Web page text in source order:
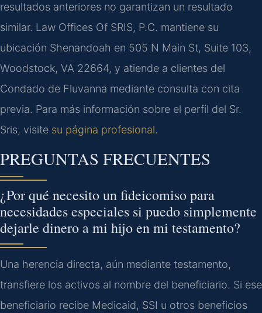
resultados anteriores no garantizan un resultado
similar. Law Offices Of SRIS, P.C. mantiene su
ubicación Shenandoah en 505 N Main St, Suite 103,
Woodstock, VA 22664, y atiende a clientes del
Condado de Fluvanna mediante consulta con cita
previa. Para más información sobre el perfil del Sr.
Sris, visite su página profesional.
PREGUNTAS FRECUENTES
¿Por qué necesito un fideicomiso para
necesidades especiales si puedo simplemente
dejarle dinero a mi hijo en mi testamento?
Una herencia directa, aún mediante testamento,
transfiere los activos al nombre del beneficiario. Si ese
beneficiario recibe Medicaid, SSI u otros beneficios